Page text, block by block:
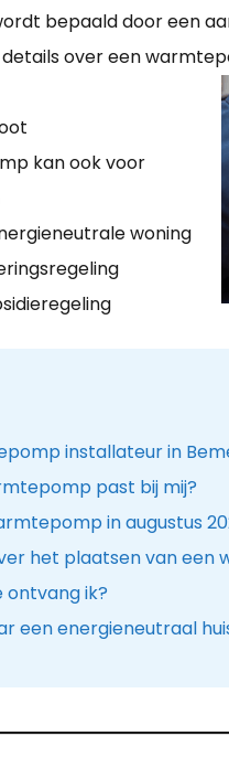
bepaald door een
over een
kan ook voor
woning
installateur in
past bij mij?
in augustus
het plaatsen van een
ontvang ik?
een energieneutraal